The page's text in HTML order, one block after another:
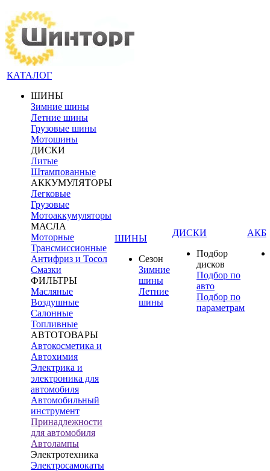
КАТАЛОГ
ШИНЫ
Зимние шины
Летние шины
Грузовые шины
Мотошины
ДИСКИ
Литые
Штампованные
АККУМУЛЯТОРЫ
Легковые
Грузовые
Мотоаккумуляторы
МАСЛА
Моторные
Трансмиссионные
Антифриз и Тосол
Смазки
ФИЛЬТРЫ
Масляные
Воздушные
Салонные
Топливные
АВТОТОВАРЫ
Автокосметика и
Автохимия
Электрика и
электроника для
автомобиля
Автомобильный
инструмент
Принадлежности
для автомобиля
Автолампы
Электротехника
Электросамокаты
ШИНЫ
Сезон
Зимние
шины
Летние
шины
ДИСКИ
Подбор
дисков
Подбор по
авто
Подбор по
параметрам
АКБ